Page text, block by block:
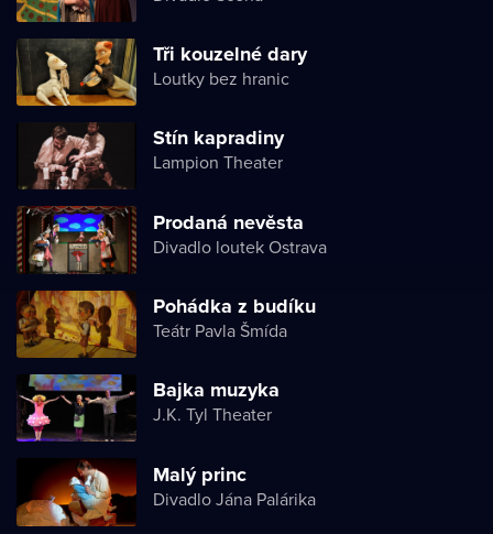
Tři kouzelné dary
Loutky bez hranic
Stín kapradiny
Lampion Theater
Prodaná nevěsta
Divadlo loutek Ostrava
Pohádka z budíku
Teátr Pavla Šmída
Bajka muzyka
J.K. Tyl Theater
Malý princ
Divadlo Jána Palárika